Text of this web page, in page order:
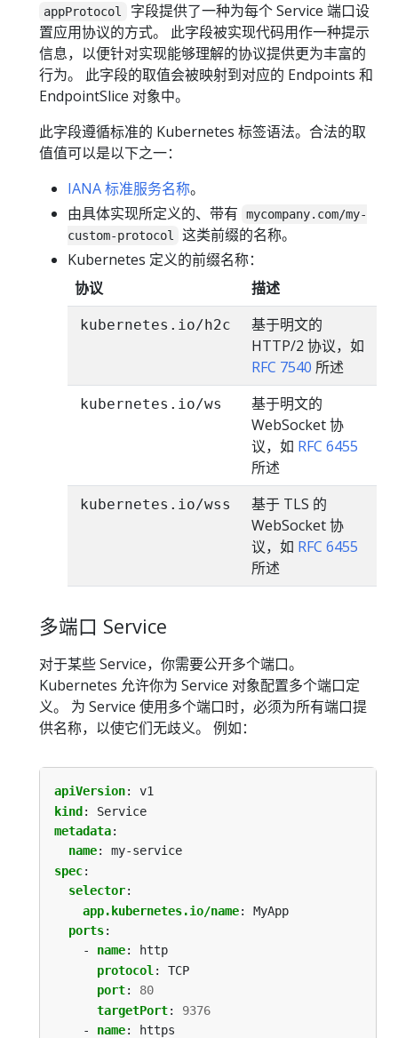
appProtocol
字段提供了一种为每个 Service 端口设
置应用协议的方式。 此字段被实现代码用作一种提示
信息，以便针对实现能够理解的协议提供更为丰富的
行为。 此字段的取值会被映射到对应的 Endpoints 和
EndpointSlice 对象中。
此字段遵循标准的 Kubernetes 标签语法。合法的取
值值可以是以下之一：
IANA 标准服务名称。
由具体实现所定义的、带有
mycompany.com/my-
custom-protocol
这类前缀的名称。
Kubernetes 定义的前缀名称：
协议
描述
kubernetes.io/h2c
基于明文的
HTTP/2 协议，如
RFC 7540 所述
kubernetes.io/ws
基于明文的
WebSocket 协
议，如 RFC 6455
所述
kubernetes.io/wss
基于 TLS 的
WebSocket 协
议，如 RFC 6455
所述
多端口 Service
对于某些 Service，你需要公开多个端口。
Kubernetes 允许你为 Service 对象配置多个端口定
义。 为 Service 使用多个端口时，必须为所有端口提
供名称，以使它们无歧义。 例如：
apiVersion:
v1
kind :
Service
metadata:
name:
my-service
spec:
selector:
app.kubernetes.io/name:
MyApp
ports:
- name:
http
protocol :
TCP
port:
80
targetPort:
9376
- name: https